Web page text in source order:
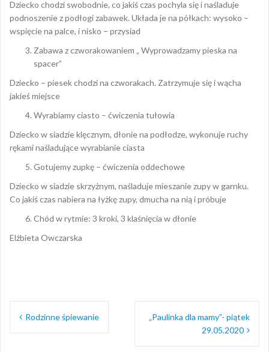
Dziecko chodzi swobodnie, co jakiś czas pochyla się i naśladuje
podnoszenie z podłogi zabawek. Układa je na półkach: wysoko –
wspięcie na palce, i nisko – przysiad
Zabawa z czworakowaniem „ Wyprowadzamy pieska na
spacer”
Dziecko – piesek chodzi na czworakach. Zatrzymuje się i wącha
jakieś miejsce
Wyrabiamy ciasto – ćwiczenia tułowia
Dziecko w siadzie klęcznym, dłonie na podłodze, wykonuje ruchy
rękami naśladujące wyrabianie ciasta
Gotujemy zupkę – ćwiczenia oddechowe
Dziecko w siadzie skrzyżnym, naśladuje mieszanie zupy w garnku.
Co jakiś czas nabiera na łyżkę zupy, dmucha na nią i próbuje
Chód w rytmie: 3 kroki, 3 klaśnięcia w dłonie
Elżbieta Owczarska
Nawigacja
Rodzinne śpiewanie
„Paulinka dla mamy”- piątek
29.05.2020